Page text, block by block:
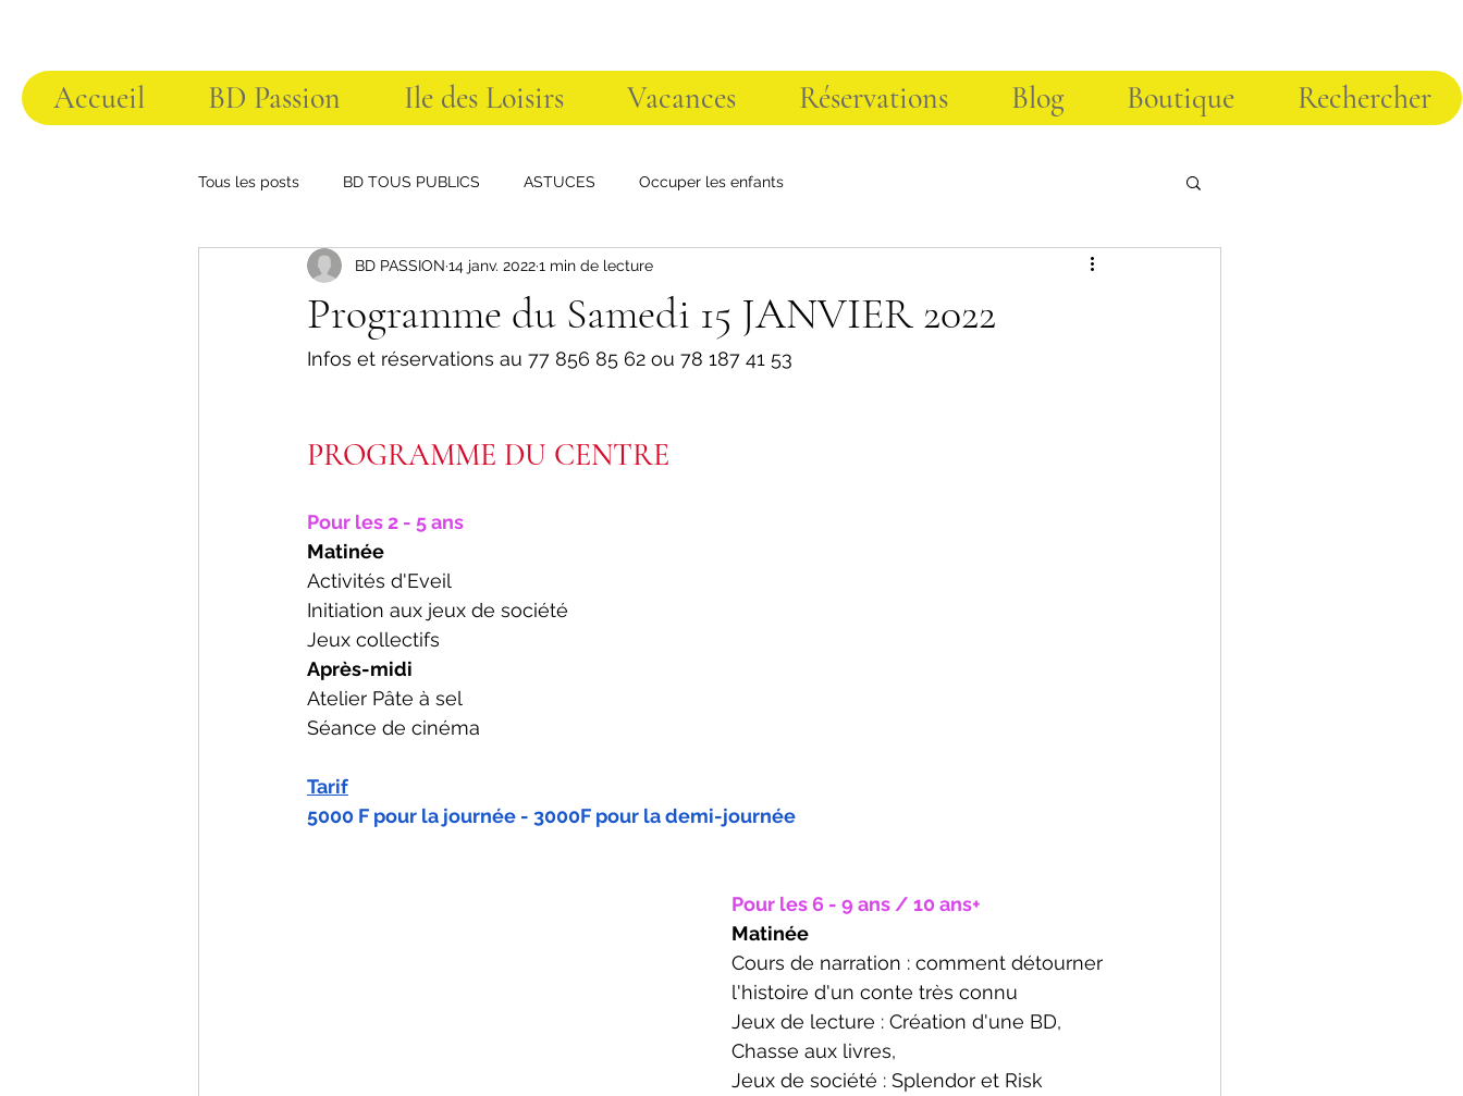
Accueil BD Passion Ile des Loisirs Vacances Réservations Blog Boutique Rechercher
Tous les posts BD TOUS PUBLICS ASTUCES Occuper les enfants
Programme du Samedi 15 JANVIER 2022
BD PASSION 14 janv. 20221 min de lecture
Infos et réservations au 77 856 85 62 ou 78 187 41 53
PROGRAMME DU CENTRE
Pour les 2 - 5 ans
Matinée
Activités d'Eveil
Initiation aux jeux de société
Jeux collectifs
Après-midi
Atelier Pâte à sel
Séance de cinéma
Tarif
5000 F pour la journée - 3000F pour la demi-journée
Pour les 6 - 9 ans / 10 ans+
Matinée
Cours de narration : comment détourner
l'histoire d'un conte très connu
Jeux de lecture : Création d'une BD,
Chasse aux livres,
Jeux de société : Splendor et Risk